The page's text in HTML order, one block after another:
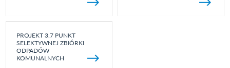
PROJEKT 3.7 PUNKT
SELEKTYWNEJ ZBIÓRKI
ODPADÓW
KOMUNALNYCH